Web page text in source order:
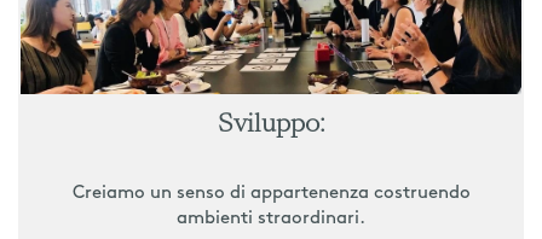
Sviluppo:
Creiamo un senso di appartenenza costruendo
ambienti straordinari.